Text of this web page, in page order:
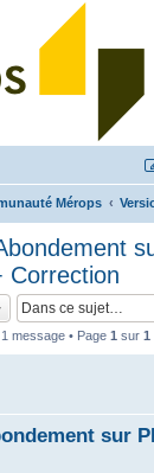
Mérops
Correction
1 message • Page 1 sur 1
sur